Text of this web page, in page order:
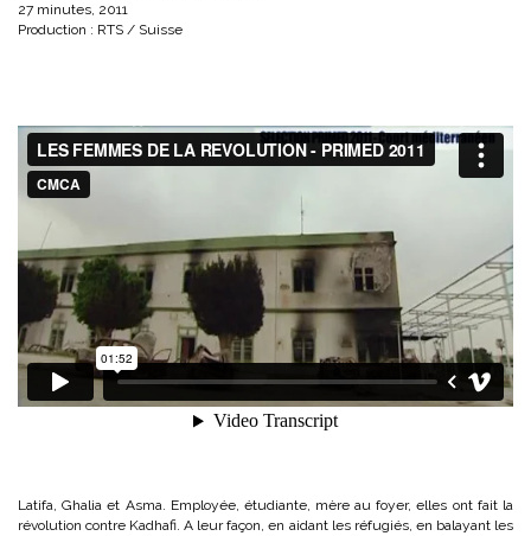
27 minutes, 2011
Production : RTS / Suisse
Latifa, Ghalia et Asma. Employée, étudiante, mère au foyer, elles ont fait la
révolution contre Kadhafi. A leur façon, en aidant les réfugiés, en balayant les